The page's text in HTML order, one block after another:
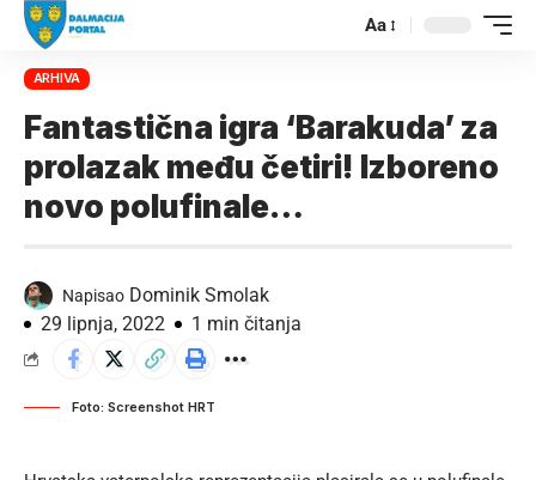
Aa
ARHIVA
Fantastična igra ‘Barakuda’ za
prolazak među četiri! Izboreno
novo polufinale…
Napisao Dominik Smolak
29 lipnja, 2022
1 min čitanja
Foto: Screenshot HRT